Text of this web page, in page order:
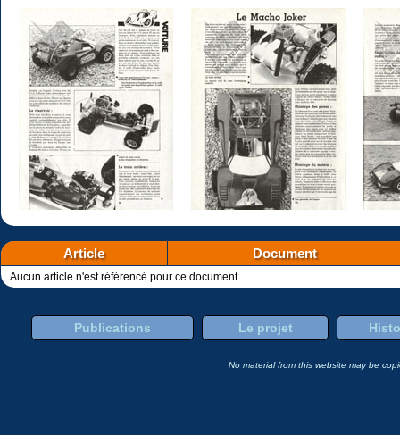
Article Document
Aucun article n'est référencé pour ce document.
Publications Le projet
No material from this website may be